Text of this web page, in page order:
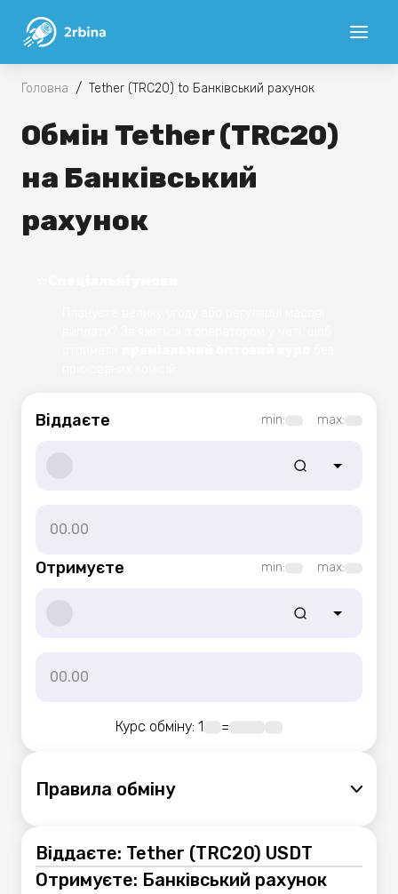
Головна / Tether (TRC20) to Банківський рахунок
Обмін Tether (TRC20)
на Банківський
рахунок
Віддаєте min: max:
Отримуєте min: max:
Курс обміну: 1 =
Правила обмiну
Віддаєте: Tether (TRC20) USDT
Отримуєте: Банківський рахунок